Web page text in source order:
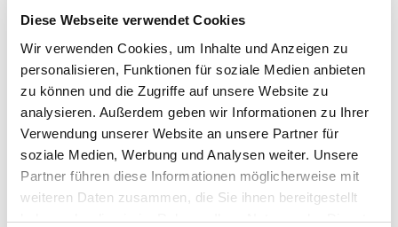
Diese Webseite verwendet Cookies
Wir verwenden Cookies, um Inhalte und Anzeigen zu
personalisieren, Funktionen für soziale Medien anbieten
zu können und die Zugriffe auf unsere Website zu
analysieren. Außerdem geben wir Informationen zu Ihrer
Verwendung unserer Website an unsere Partner für
soziale Medien, Werbung und Analysen weiter. Unsere
Partner führen diese Informationen möglicherweise mit
weiteren Daten zusammen, die Sie ihnen bereitgestellt
haben oder die sie im Rahmen Ihrer Nutzung der Dienste
OG - Melchow
Details
16230 Melchow
OG - Eichwalde
Hirtenfließ
12527 Berlin